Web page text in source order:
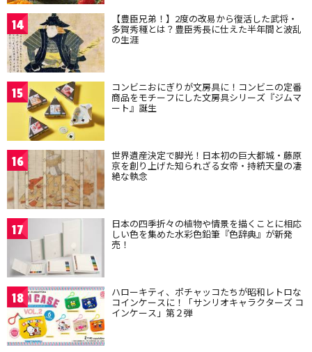
14 【豊臣兄弟！】2度の改易から復活した武将・
多賀秀種とは？豊臣秀長に仕えた半年間と波乱
の生涯
15 コンビニおにぎりが文房具に！コンビニの定番
商品をモチーフにした文房具シリーズ『ジムマ
ート』誕生
16 世界遺産決定で脚光！日本初の巨大都城・藤原
京を創り上げた知られざる女帝・持統天皇の凄
絶な執念
17 日本の四季折々の植物や情景を描くことに相応
しい色を集めた水彩色鉛筆『色辞典』が新発
売！
18 ハローキティ、ポチャッコたちが昭和レトロな
コインケースに！「サンリオキャラクターズ コ
インケース」第２弾